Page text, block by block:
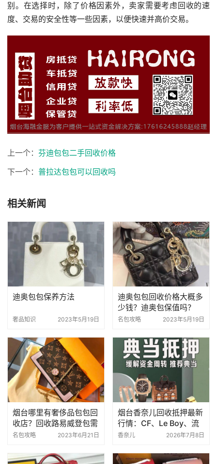
别。在选择时，除了价格因素外，卖家需要考虑回收的速
度、交易的安全性等一些因素，以便快速并高价交易。
上一个： 芬迪包包二手回收价格
下一个： 普拉达包包可以回收吗
相关新闻
迪奥包包保养方法
奢品知识 2023年5月19日
迪奥包包回收价格大概多
少钱？迪奥包保值吗？
名包攻略 2023年5月19日
烟台哪里有奢侈品包包回
收店？回收路易威登包需
要多少钱？
名包攻略 2023年6月21日
烟台香奈儿回收抵押最新
行情：CF、Le Boy、流
浪包能值多少钱？
香奈儿 2026年7月8日